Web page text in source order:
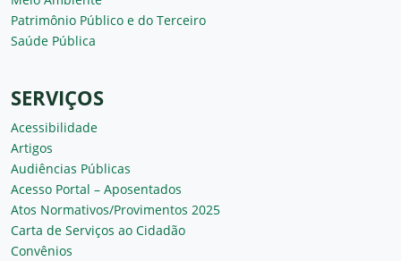
Patrimônio Público e do Terceiro
Saúde Pública
SERVIÇOS
Acessibilidade
Artigos
Audiências Públicas
Acesso Portal – Aposentados
Atos Normativos/Provimentos 2025
Carta de Serviços ao Cidadão
Convênios